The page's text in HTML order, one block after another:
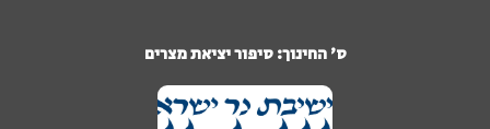
ס' החינוך: סיפור יציאת מצרים